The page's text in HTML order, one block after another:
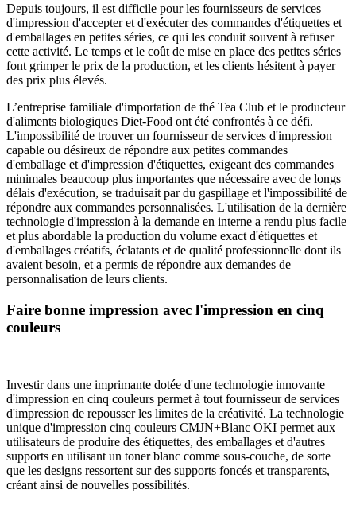
Depuis toujours, il est difficile pour les fournisseurs de services
d'impression d'accepter et d'exécuter des commandes d'étiquettes et
d'emballages en petites séries, ce qui les conduit souvent à refuser
cette activité. Le temps et le coût de mise en place des petites séries
font grimper le prix de la production, et les clients hésitent à payer
des prix plus élevés.
L’entreprise familiale d'importation de thé Tea Club et le producteur
d'aliments biologiques Diet-Food ont été confrontés à ce défi.
L'impossibilité de trouver un fournisseur de services d'impression
capable ou désireux de répondre aux petites commandes
d'emballage et d'impression d'étiquettes, exigeant des commandes
minimales beaucoup plus importantes que nécessaire avec de longs
délais d'exécution, se traduisait par du gaspillage et l'impossibilité de
répondre aux commandes personnalisées. L'utilisation de la dernière
technologie d'impression à la demande en interne a rendu plus facile
et plus abordable la production du volume exact d'étiquettes et
d'emballages créatifs, éclatants et de qualité professionnelle dont ils
avaient besoin, et a permis de répondre aux demandes de
personnalisation de leurs clients.
Faire bonne impression avec l'impression en cinq
couleurs
Investir dans une imprimante dotée d'une technologie innovante
d'impression en cinq couleurs permet à tout fournisseur de services
d'impression de repousser les limites de la créativité. La technologie
unique d'impression cinq couleurs CMJN+Blanc OKI permet aux
utilisateurs de produire des étiquettes, des emballages et d'autres
supports en utilisant un toner blanc comme sous-couche, de sorte
que les designs ressortent sur des supports foncés et transparents,
créant ainsi de nouvelles possibilités.